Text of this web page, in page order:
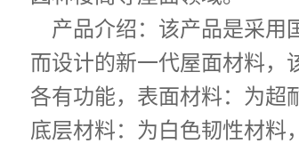
产品介绍：该产品是采用
而设计的新一代屋面材料，
各有功能，表面材料：为超
底层材料：为白色韧性材料